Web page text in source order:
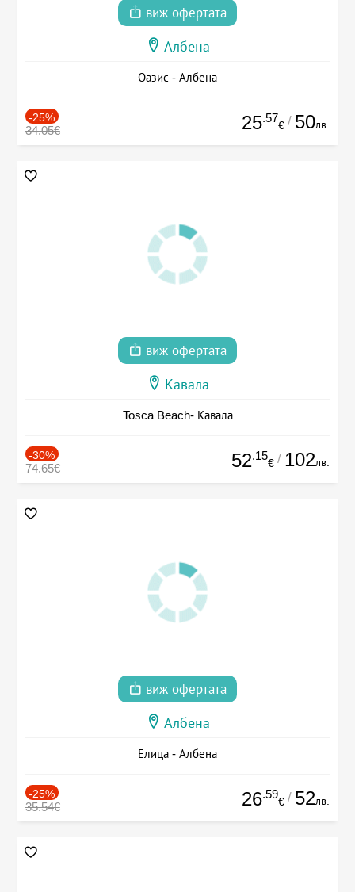
виж офертата
Албена
Оазис - Албена
-25%
34.05€ 25.57
€ / 50лв.
виж офертата
Кавала
Tosca Beach- Кавала
-30%
74.65€ 52.15
€ / 102лв.
виж офертата
Албена
Елица - Албена
-25%
35.54€ 26.59
€ / 52лв.